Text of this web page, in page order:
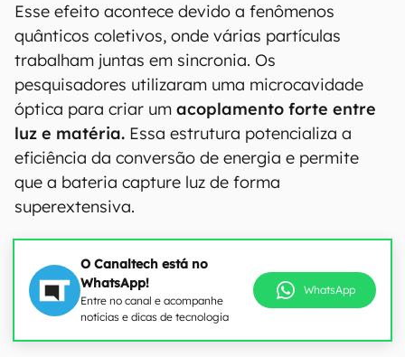
Esse efeito acontece devido a fenômenos
quânticos coletivos, onde várias partículas
trabalham juntas em sincronia. Os
pesquisadores utilizaram uma microcavidade
óptica para criar um acoplamento forte entre
luz e matéria. Essa estrutura potencializa a
eficiência da conversão de energia e permite
que a bateria capture luz de forma
superextensiva.
O Canaltech está no
WhatsApp!
Entre no canal e acompanhe
notícias e dicas de tecnologia
WhatsApp